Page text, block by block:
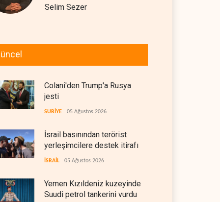
Selim Sezer
Colani'den Trump'a Rusya
jesti
SURİYE 05 Ağustos 2026
İsrail basınından terörist
yerleşimcilere destek itirafı
İSRAİL 05 Ağustos 2026
Yemen Kızıldeniz kuzeyinde
Suudi petrol tankerini vurdu